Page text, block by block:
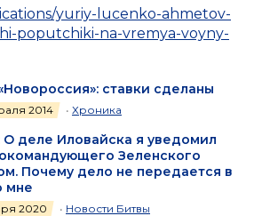
yuriy-lucenko-ahmetov-
poputchiki-na-vremya-voyny-
ставки сделаны
2014 • Хроника
деле Иловайска я уведомил
Зеленского
Почему дело не передается в
мне
2020 • Новости Битвы